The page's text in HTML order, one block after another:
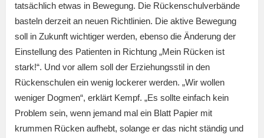
tatsächlich etwas in Bewegung. Die Rückenschulverbände
basteln derzeit an neuen Richtlinien. Die aktive Bewegung
soll in Zukunft wichtiger werden, ebenso die Änderung der
Einstellung des Patienten in Richtung „Mein Rücken ist
stark!“. Und vor allem soll der Erziehungsstil in den
Rückenschulen ein wenig lockerer werden. „Wir wollen
weniger Dogmen“, erklärt Kempf. „Es sollte einfach kein
Problem sein, wenn jemand mal ein Blatt Papier mit
krummen Rücken aufhebt, solange er das nicht ständig und